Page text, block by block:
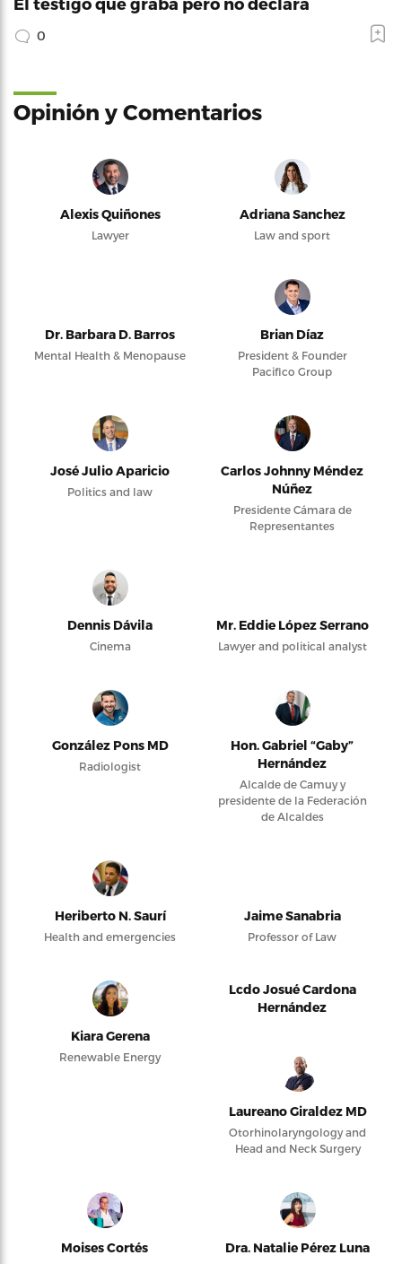
0
Opinión y Comentarios
Alexis Quiñones
Lawyer
Adriana Sanchez
Law and sport
Dr. Barbara D. Barros
Mental Health & Menopause
Brian Díaz
President & Founder
Pacifico Group
José Julio Aparicio
Politics and law
Carlos Johnny Méndez
Núñez
Presidente Cámara de
Representantes
Dennis Dávila
Cinema
Mr. Eddie López Serrano
Lawyer and political analyst
González Pons MD
Radiologist
Hon. Gabriel “Gaby”
Hernández
Alcalde de Camuy y
presidente de la Federación
de Alcaldes
Heriberto N. Saurí
Health and emergencies
Jaime Sanabria
Professor of Law
Kiara Gerena
Renewable Energy
Lcdo Josué Cardona
Hernández
Laureano Giraldez MD
Otorhinolaryngology and
Head and Neck Surgery
Moises Cortés Dra. Natalie Pérez Luna